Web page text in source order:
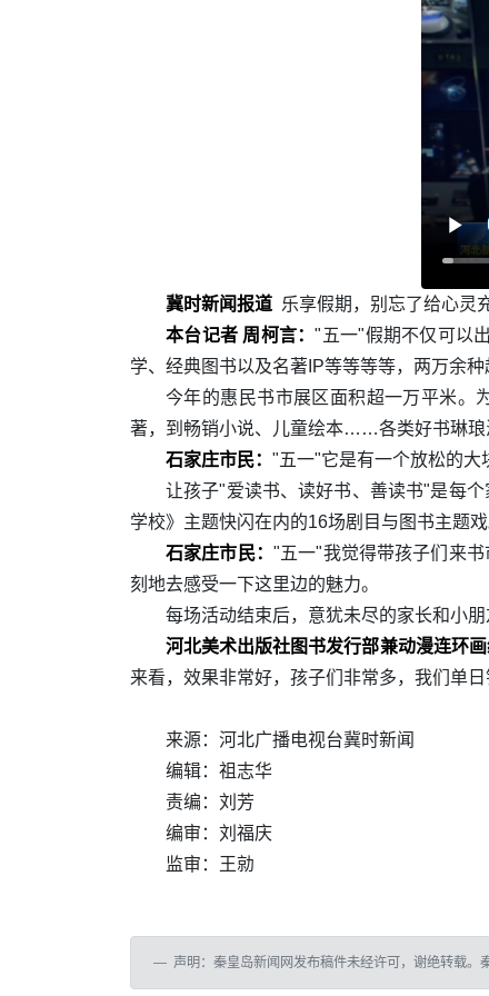
冀时新闻报道 乐享假期，别忘了给心灵
本台记者 周柯言："五一"假期不仅可以
学、经典图书以及名著IP等等等等，两万余
今年的惠民书市展区面积超一万平米。
著，到畅销小说、儿童绘本……各类好书琳琅
石家庄市民： "五一"它是有一个放松的大
让孩子"爱读书、读好书、善读书"是每
学校》主题快闪在内的16场剧目与图书主题
石家庄市民： "五一"我觉得带孩子们来
刻地去感受一下这里边的魅力。
每场活动结束后，意犹未尽的家长和小
河北美术出版社图书发行部兼动漫连环
来看，效果非常好，孩子们非常多，我们单日
来源：河北广播电视台冀时新闻
编辑：祖志华
责编：刘芳
编审：刘福庆
监审：王勍
声明：秦皇岛新闻网发布稿件未经许可，谢绝转载。